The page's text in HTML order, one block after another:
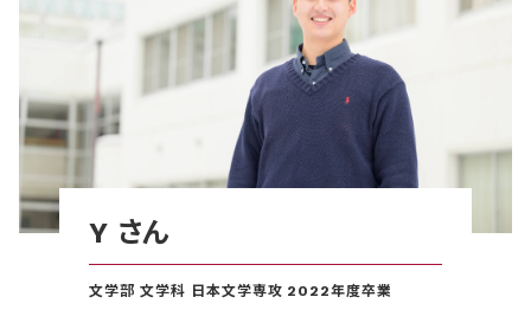
Y さん
文学部 文学科 日本文学専攻 2022年度卒業